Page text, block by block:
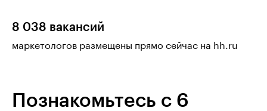
8 038 вакансий
маркетологов размещены прямо сейчас на hh.ru
Познакомьтесь с 6